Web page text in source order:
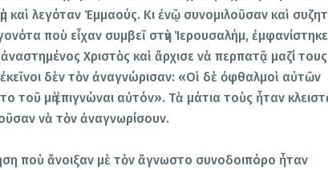
καὶ λεγόταν Ἐμμαούς. Κι ἐνῷ συνομιλοῦσαν καὶ
ποὺ εἶχαν συμβεῖ στὴν Ἱερουσαλήμ,
Χριστὸς καὶ ἄρχισε νὰ περπατᾷ μαζί
δὲν τὸν ἀναγνώρισαν: «Οἱ δὲ ὀφθαλμοὶ αὐτῶν
τοῦ μὴ ἐπιγνώναι αὐτόν». Τὰ μάτια τοὺς ἦταν
νὰ τὸν ἀναγνωρίσουν.
ποὺ ἄνοιξαν μὲ τὸν ἄγνωστο συνοδοιπόρο ἦταν